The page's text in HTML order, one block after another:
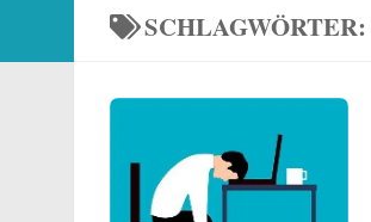
SCHLAGWÖRTER: